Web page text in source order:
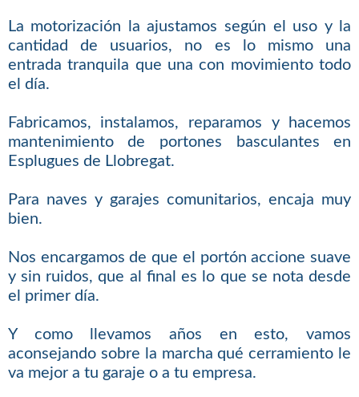
La motorización la ajustamos según el uso y la
cantidad de usuarios, no es lo mismo una
entrada tranquila que una con movimiento todo
el día.
Fabricamos, instalamos, reparamos y hacemos
mantenimiento de portones basculantes en
Esplugues de Llobregat.
Para naves y garajes comunitarios, encaja muy
bien.
Nos encargamos de que el portón accione suave
y sin ruidos, que al final es lo que se nota desde
el primer día.
Y como llevamos años en esto, vamos
aconsejando sobre la marcha qué cerramiento le
va mejor a tu garaje o a tu empresa.